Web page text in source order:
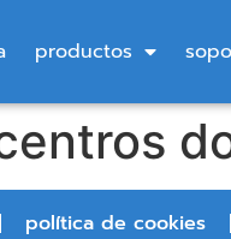
productos
política de cookies